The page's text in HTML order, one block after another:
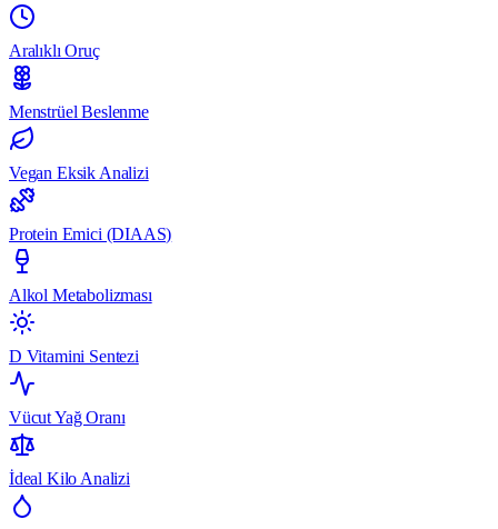
Aralıklı Oruç
Menstrüel Beslenme
Vegan Eksik Analizi
Protein Emici (DIAAS)
Alkol Metabolizması
D Vitamini Sentezi
Vücut Yağ Oranı
İdeal Kilo Analizi